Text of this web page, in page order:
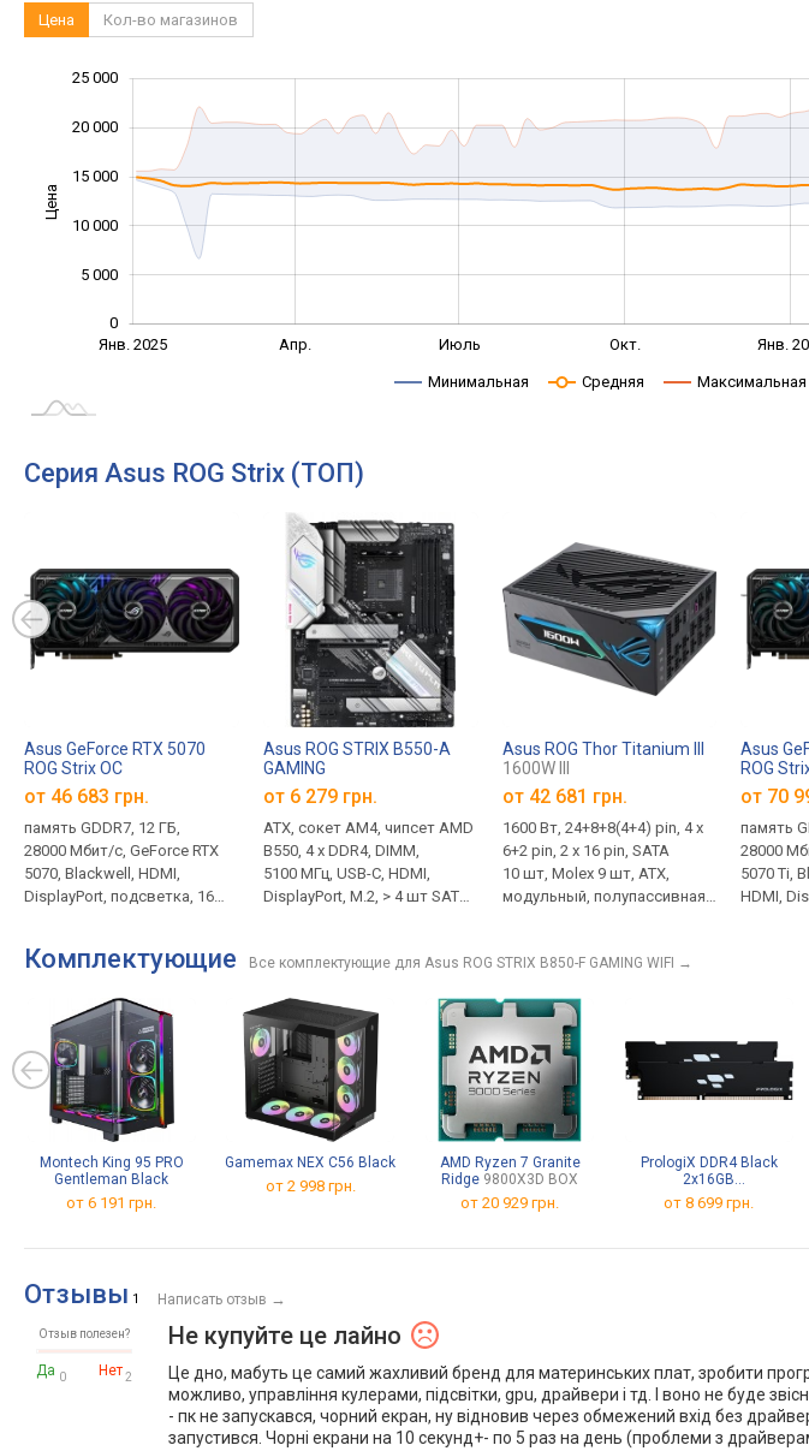
Цена Кол-во магазинов
Цена
0
5 000
10 000
15 000
20 000
25 000
L
Янв. 2025 Апр. Июль Окт. Янв.
Окт.
Минимальная Средняя Максимальная
Серия Asus ROG Strix (ТОП)
Asus GeForce RTX 5070
ROG Strix OC
от 46 683 грн.
память GDDR7, 12 ГБ,
28000 Мбит/с, GeForce RTX
5070, Blackwell, HDMI,
DisplayPort, подсветка, 16
Asus ROG STRIX B550-A
GAMING
от 6 279 грн.
ATX, сокет AM4, чипсет AMD
B550, 4 x DDR4, DIMM,
5100 МГц, USB-C, HDMI,
DisplayPort, M.2, > 4 шт SATA
Asus ROG Thor Titanium III
1600W III
от 42 681 грн.
1600 Вт, 24+8+8(4+4) pin, 4 х
6+2 pin, 2 x 16 pin, SATA
10 шт, Molex 9 шт, ATX,
модульный, полупассивная
Asus
ROG
от 70
память
28000
5070 Ti,
HDMI,
Комплектующие Все комплектующие для Asus ROG STRIX B850-F GAMING WIFI →
Montech King 95 PRO
Gentleman Black
от 6 191 грн.
Gamemax NEX C56 Black
от 2 998 грн.
AMD Ryzen 7 Granite
Ridge 9800X3D BOX
от20 929 грн.
PrologiX DDR4 Black
2x16GB
PRO32GB3200B4K
от8 699 грн.
Отзывы 1 Написать отзыв →
Отзыв полезен?
Да 0 Нет 2
Не купуйте це лайно
Це дно, мабуть це самий жахливий бренд для материнських плат, зробити
можливо, управління кулерами, підсвітки, gpu, драйвери і тд. І воно не буде
- пк не запускався, чорний екран, ну відновив через обмежений вхід без
запустився. Чорні екрани на 10 секунд+- по 5 раз на день (проблеми з